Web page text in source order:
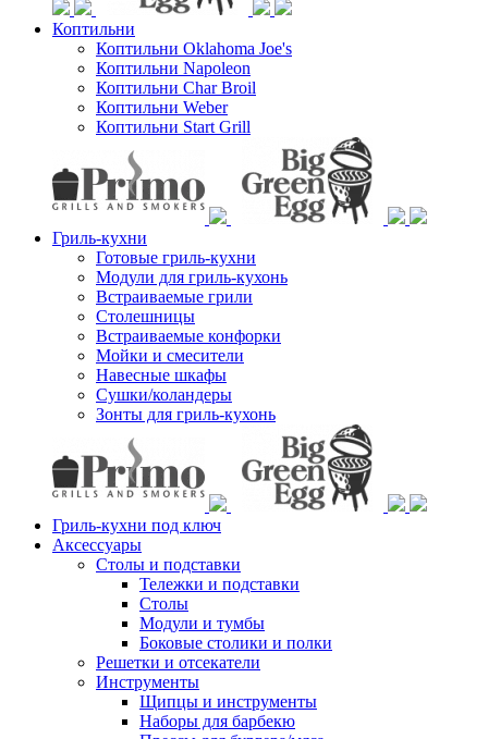
Коптильни
Коптильни Oklahoma Joe's
Коптильни Napoleon
Коптильни Char Broil
Коптильни Weber
Коптильни Start Grill
Гриль-кухни
Готовые гриль-кухни
Модули для гриль-кухонь
Встраиваемые грили
Столешницы
Встраиваемые конфорки
Мойки и смесители
Навесные шкафы
Сушки/коландеры
Зонты для гриль-кухонь
Гриль-кухни под ключ
Аксессуары
Столы и подставки
Тележки и подставки
Столы
Модули и тумбы
Боковые столики и полки
Решетки и отсекатели
Инструменты
Щипцы и инструменты
Наборы для барбекю